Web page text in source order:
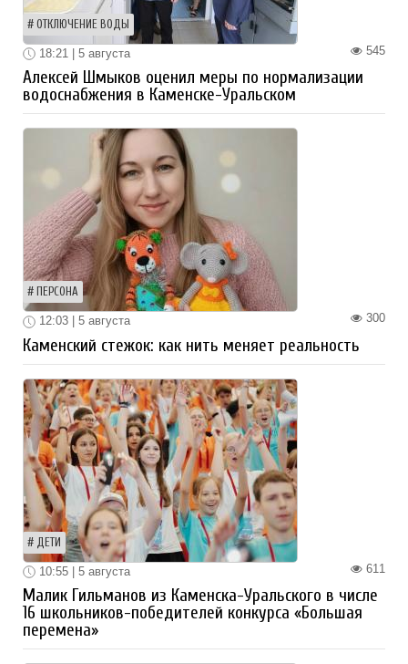
ОТКЛЮЧЕНИЕ ВОДЫ
545
18:21 | 5 августа
Алексей Шмыков оценил меры по нормализации
водоснабжения в Каменске-Уральском
ПЕРСОНА
300
12:03 | 5 августа
Каменский стежок: как нить меняет реальность
ДЕТИ
611
10:55 | 5 августа
Малик Гильманов из Каменска-Уральского в числе
16 школьников-победителей конкурса «Большая
перемена»